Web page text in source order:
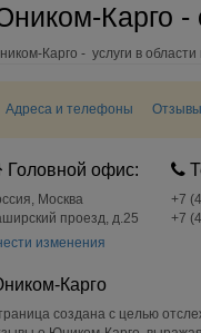
Карго -
Карго - услуги в области
Адреса и телефоны
Головной офис:
, Москва
проезд, д.25
изменения
+7
+7
Карго
создана с целью